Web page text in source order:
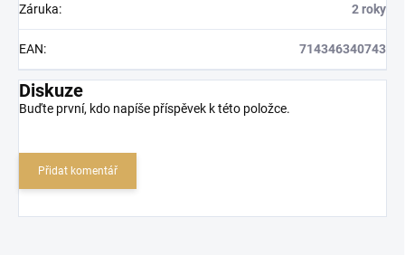
Záruka: 2 roky
EAN: 714346340743
Diskuze
Buďte první, kdo napíše příspěvek k této položce.
Přidat komentář